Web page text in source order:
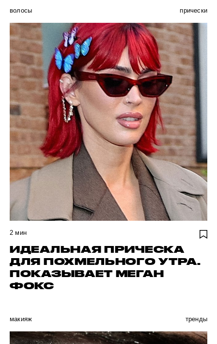
волосы прически
2 мин
ИДЕАЛЬНАЯ ПРИЧЕСКА
ДЛЯ ПОХМЕЛЬНОГО УТРА.
ПОКАЗЫВАЕТ МЕГАН
ФОКС
макияж тренды